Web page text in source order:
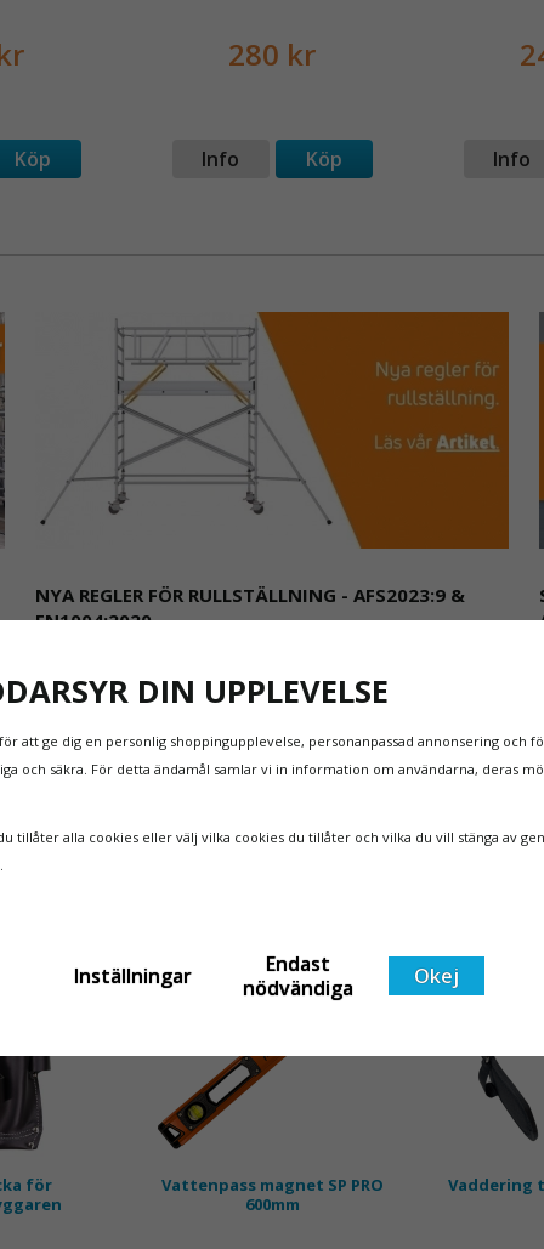
Köp
280 kr
Info Köp Info
NYA REGLER FÖR RULLSTÄLLNING - AFS2023:9 &
EN1004:2020
regler för rullställning i Sverige slappare än de från
ändring på. Från och med 2025 träder nya
föreskrifter i kraft i Sverige gällande rullställningar,
Läs mer om de nya reglerna!
för
Vattenpass magnet SP PRO
600mm
Vaddering
DIN UPPLEVELSE
att ge dig en personlig shoppingupplevelse, personanpassad annonsering och
och säkra. För detta ändamål samlar vi in information om användarna, deras
tillåter alla cookies eller välj vilka cookies du tillåter och vilka du vill stänga av
Inställningar
Endast
nödvändiga
Okej